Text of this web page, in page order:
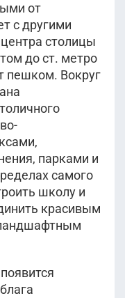
от
с другими
столицы
до ст. метро
пешком. Вокруг
парками и
самого
школу и
красивым